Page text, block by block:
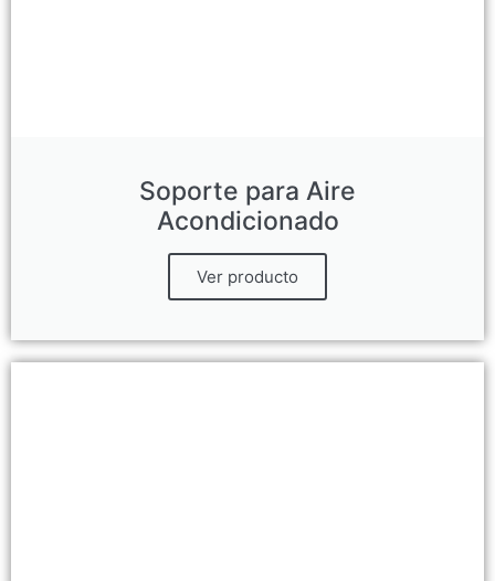
Soporte para Aire
Acondicionado
Ver producto